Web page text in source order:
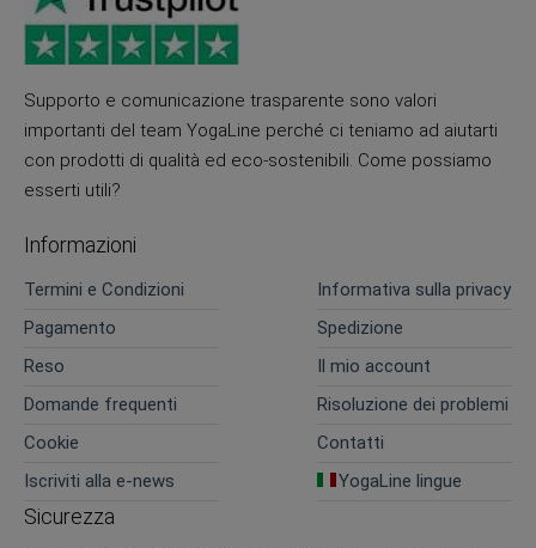
Supporto e comunicazione trasparente sono valori
importanti del team YogaLine perché ci teniamo ad aiutarti
con prodotti di qualità ed eco-sostenibili. Come possiamo
esserti utili?
Informazioni
Termini e Condizioni
Informativa sulla privacy
Pagamento
Spedizione
Reso
Il mio account
Domande frequenti
Risoluzione dei problemi
Cookie
Contatti
Iscriviti alla e-news
YogaLine lingue
Sicurezza